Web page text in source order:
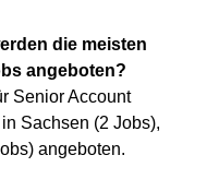
die meisten
angeboten?
Senior Account
Sachsen (2 Jobs),
angeboten.